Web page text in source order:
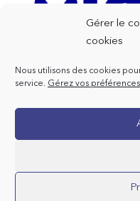
Gérer le
cookies
Nous utilisons des cookies
service. Gérez vos
+33 4